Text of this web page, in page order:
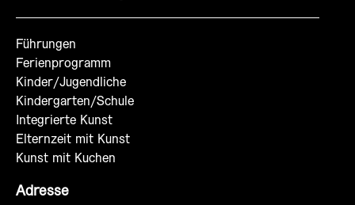
Führungen
Ferienprogramm
Kinder/Jugendliche
Kindergarten/Schule
Integrierte Kunst
Elternzeit mit Kunst
Kunst mit Kuchen
Adresse